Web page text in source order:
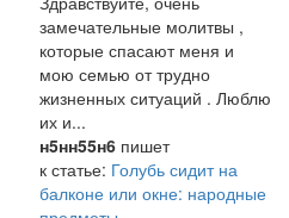
замечательные молитвы ,
которые спасают меня и
мою семью от трудно
жизненных ситуаций . Люблю
их и...
н5нн55н6 пишет
к статье: Голубь сидит на
балконе или окне: народные